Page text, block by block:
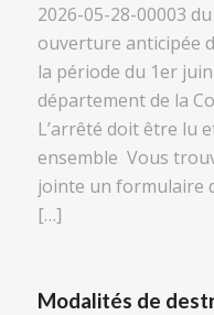
2026-05-28-00003
ouverture anticipée
la période du 1er
département de la
L’arrêté doit être lu
ensemble Vous
jointe un formulaire
[…]
Modalités de